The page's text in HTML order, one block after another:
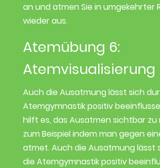
an und atmen Sie in umgekehrter
wieder aus.
Atemübung 6:
Atemvisualisierung
Auch die Ausatmung lässt sich
Atemgymnastik positiv
hilft es, das Ausatmen sichtbar zu
zum Beispiel indem man gegen
atmet. Auch die Ausatmung lässt
die Atemgymnastik positiv